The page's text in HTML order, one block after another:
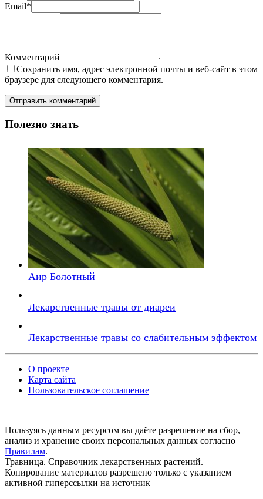
Email*
Комментарий
Сохранить имя, адрес электронной почты и веб-сайт в этом
браузере для следующего комментария.
Полезно знать
Аир Болотный
Лекарственные травы от диареи
Лекарственные травы со слабительным эффектом
О проекте
Карта сайта
Пользовательское соглашение
Пользуясь данным ресурсом вы даёте разрешение на сбор,
анализ и хранение своих персональных данных согласно
Правилам.
Травница. Справочник лекарственных растений.
Копирование материалов разрешено только с указанием
активной гиперссылки на источник